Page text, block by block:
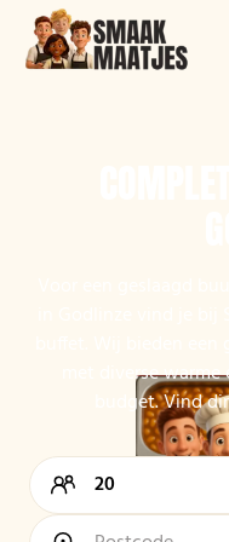
met diverse
budget. Vind